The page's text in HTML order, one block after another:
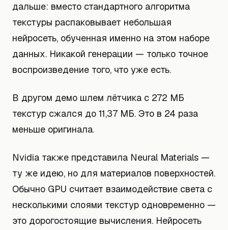
дальше: вместо стандартного алгоритма
текстуры распаковывает небольшая
нейросеть, обученная именно на этом наборе
данных. Никакой генерации — только точное
воспроизведение того, что уже есть.
В другом демо шлем лётчика с 272 МБ
текстур сжался до 11,37 МБ. Это в 24 раза
меньше оригинала.
Nvidia также представила Neural Materials —
ту же идею, но для материалов поверхностей.
Обычно GPU считает взаимодействие света с
несколькими слоями текстур одновременно —
это дорогостоящие вычисления. Нейросеть